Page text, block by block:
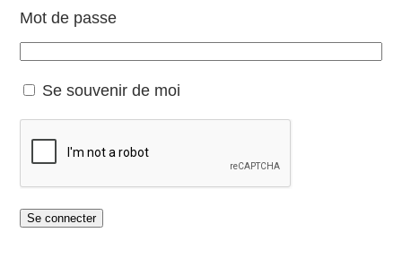
Mot de passe
Se souvenir de moi
Se connecter